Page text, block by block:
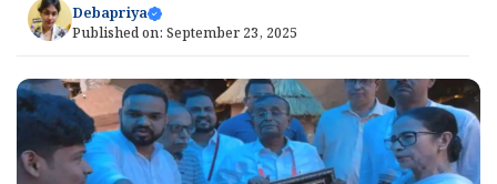
Debapriya
Published on: September 23, 2025